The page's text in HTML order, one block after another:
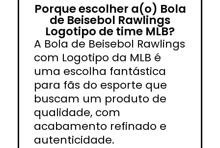
Porque escolher a(o) Bola
de Beisebol Rawlings
Logotipo de time MLB?
A Bola de Beisebol Rawlings
com Logotipo da MLB é
uma escolha fantástica
para fãs do esporte que
buscam um produto de
qualidade, com
acabamento refinado e
autenticidade.